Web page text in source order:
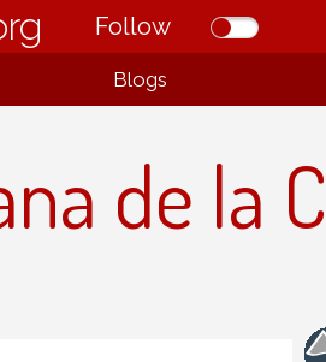
Follow
Blogs
de la